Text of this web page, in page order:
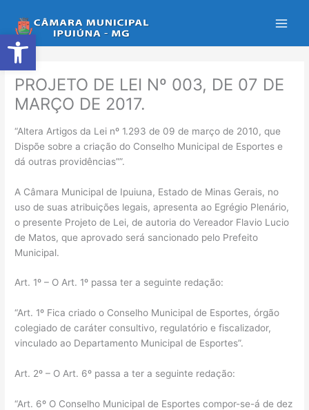
Abrir a barra de ferramentas
para
o
conteúdo
PROJETO DE LEI Nº 003, DE 07 DE
MARÇO DE 2017.
“Altera Artigos da Lei nº 1.293 de 09 de março de 2010, que
Dispõe sobre a criação do Conselho Municipal de Esportes e
dá outras providências””.
A Câmara Municipal de Ipuiuna, Estado de Minas Gerais, no
uso de suas atribuições legais, apresenta ao Egrégio Plenário,
o presente Projeto de Lei, de autoria do Vereador Flavio Lucio
de Matos, que aprovado será sancionado pelo Prefeito
Municipal.
Art. 1º – O Art. 1º passa ter a seguinte redação:
“Art. 1º Fica criado o Conselho Municipal de Esportes, órgão
colegiado de caráter consultivo, regulatório e fiscalizador,
vinculado ao Departamento Municipal de Esportes”.
Art. 2º – O Art. 6º passa a ter a seguinte redação:
“Art. 6º O Conselho Municipal de Esportes compor-se-á de dez